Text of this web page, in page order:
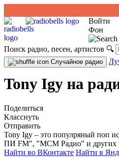
Войти
Фон
Поиск радио, песен, артистов 🔍
Случайное радио
Tony Igy на
Поделиться
Класснуть
Отправить
Tony Igy – это популряный поп
ПИ FM", "МСМ Радио" и других
Найти во ВКонтакте Найти в